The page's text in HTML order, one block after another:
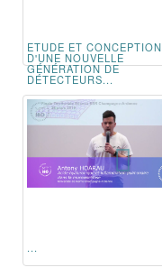
ETUDE ET CONCEPTION
D'UNE NOUVELLE
GÉNÉRATION DE
DÉTECTEURS...
...